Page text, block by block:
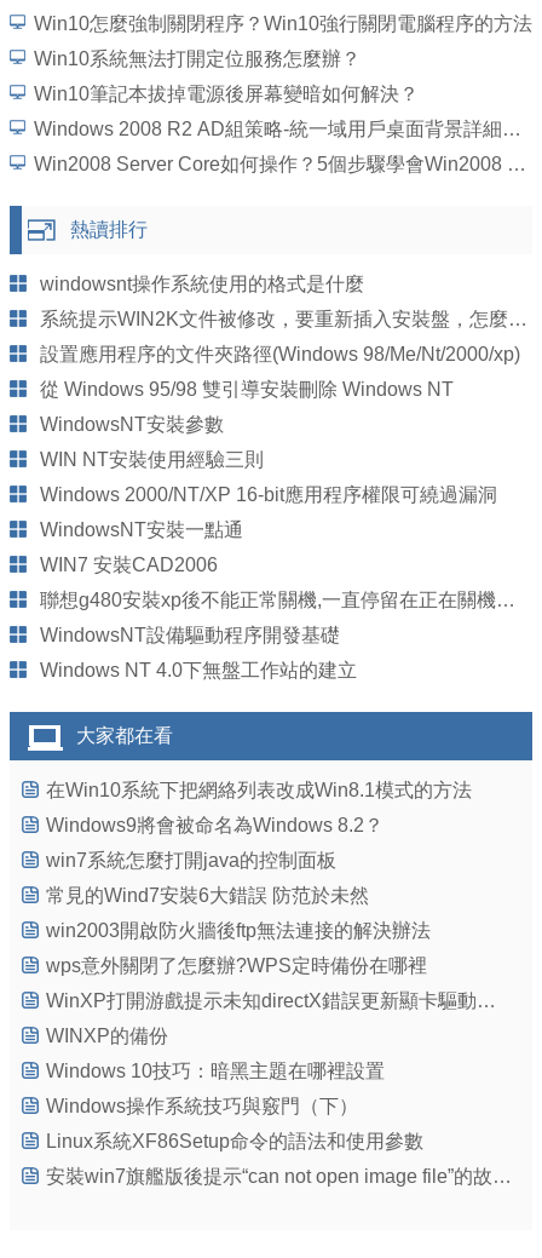
Win10怎麼強制關閉程序？Win10強行關閉電腦程序的方法
Win10系統無法打開定位服務怎麼辦？
Win10筆記本拔掉電源後屏幕變暗如何解決？
Windows 2008 R2 AD組策略-統一域用戶桌面背景詳細圖文教程
Win2008 Server Core如何操作？5個步驟學會Win2008 Server Core操作
熱讀排行
windowsnt操作系統使用的格式是什麼
系統提示WIN2K文件被修改，要重新插入安裝盤，怎麼處理！
設置應用程序的文件夾路徑(Windows 98/Me/Nt/2000/xp)
從 Windows 95/98 雙引導安裝刪除 Windows NT
WindowsNT安裝參數
WIN NT安裝使用經驗三則
Windows 2000/NT/XP 16-bit應用程序權限可繞過漏洞
WindowsNT安裝一點通
WIN7 安裝CAD2006
聯想g480安裝xp後不能正常關機,一直停留在正在關機那裡
WindowsNT設備驅動程序開發基礎
Windows NT 4.0下無盤工作站的建立
大家都在看
在Win10系統下把網絡列表改成Win8.1模式的方法
Windows9將會被命名為Windows 8.2？
win7系統怎麼打開java的控制面板
常見的Wind7安裝6大錯誤 防范於未然
win2003開啟防火牆後ftp無法連接的解決辦法
wps意外關閉了怎麼辦?WPS定時備份在哪裡
WinXP打開游戲提示未知directX錯誤更新顯卡驅動錯誤依舊
WINXP的備份
Windows 10技巧：暗黑主題在哪裡設置
Windows操作系統技巧與竅門（下）
Linux系統XF86Setup命令的語法和使用參數
安裝win7旗艦版後提示“can not open image file”的故障原因及解決方法